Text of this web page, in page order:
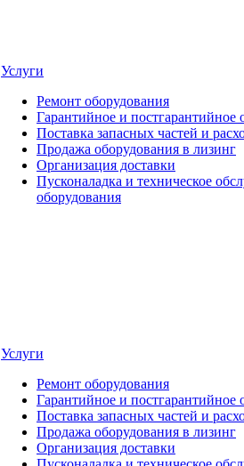
Услуги
Ремонт оборудования
Гарантийное и постгарантийное
Поставка запасных частей и
Продажа оборудования в лизинг
Организация доставки
Пусконаладка и техническое
оборудования
Услуги
Ремонт оборудования
Гарантийное и постгарантийное
Поставка запасных частей и
Продажа оборудования в лизинг
Организация доставки